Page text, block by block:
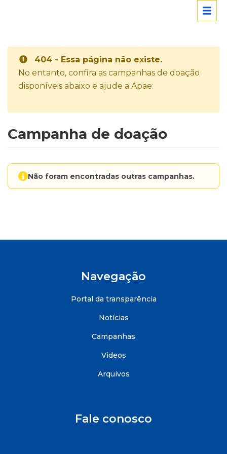
404 - Essa página não existe.
No entanto, confira as campanhas de doação
disponíveis abaixo e ajude a Apae:
Campanha de doação
Não foram encontradas outras campanhas.
Navegação
Portal da transparência
Notícias
Campanhas
Videos
Arquivos
Fale conosco